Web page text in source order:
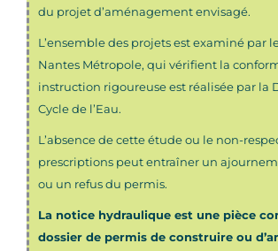
du projet d’aménagement envisagé.
L’ensemble des projets est examiné par
Nantes Métropole, qui vérifient la
instruction rigoureuse est réalisée par la
Cycle de l’Eau.
L’absence de cette étude ou le non-
prescriptions peut entraîner un
ou un refus du permis.
La notice hydraulique est une pièce
dossier de permis de construire ou